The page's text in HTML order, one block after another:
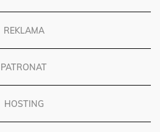
REKLAMA
PATRONAT
HOSTING